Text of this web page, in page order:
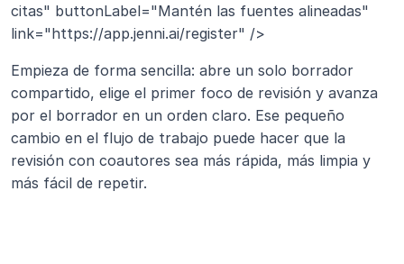
citas" buttonLabel="Mantén las fuentes alineadas"
link="https://app.jenni.ai/register" />
Empieza de forma sencilla: abre un solo borrador
compartido, elige el primer foco de revisión y avanza
por el borrador en un orden claro. Ese pequeño
cambio en el flujo de trabajo puede hacer que la
revisión con coautores sea más rápida, más limpia y
más fácil de repetir.